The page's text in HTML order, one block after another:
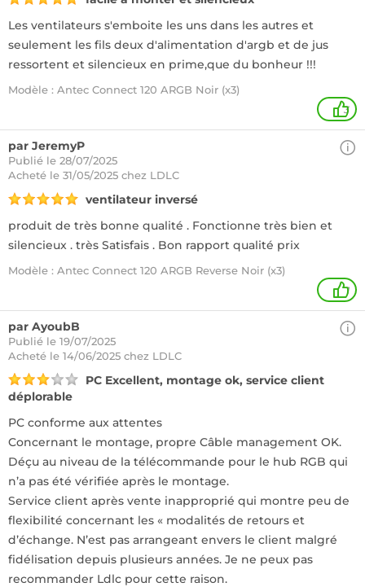
Les ventilateurs s'emboite les uns dans les autres et
seulement les fils deux d'alimentation d'argb et de jus
ressortent et silencieux en prime,que du bonheur !!!
Modèle : Antec Connect 120 ARGB Noir (x3)
3
par JeremyP
Publié le 28/07/2025
Acheté le 31/05/2025 chez LDLC
ventilateur inversé
produit de très bonne qualité . Fonctionne très bien et
silencieux . très Satisfais . Bon rapport qualité prix
Modèle : Antec Connect 120 ARGB Reverse Noir (x3)
1
par AyoubB
Publié le 19/07/2025
Acheté le 14/06/2025 chez LDLC
PC Excellent, montage ok, service client
déplorable
PC conforme aux attentes
Concernant le montage, propre Câble management OK.
Déçu au niveau de la télécommande pour le hub RGB qui
n’a pas été vérifiée après le montage.
Service client après vente inapproprié qui montre peu de
flexibilité concernant les « modalités de retours et
d’échange. N’est pas arrangeant envers le client malgré
fidélisation depuis plusieurs années. Je ne peux pas
recommander Ldlc pour cette raison.